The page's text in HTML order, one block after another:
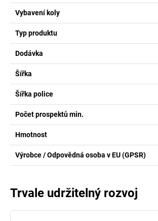
Vybavení koly
Typ produktu
Dodávka
Šířka
Šířka police
Počet prospektů min.
Hmotnost
Výrobce / Odpovědná osoba v EU (GPSR)
Trvale udržitelný rozvoj